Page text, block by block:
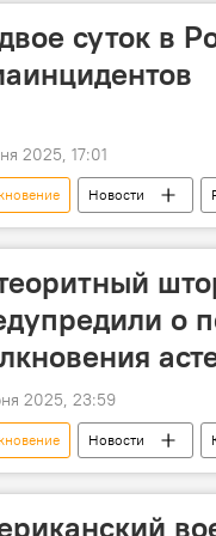
суток в
2025, 17:01
Новости
Сочи
о
2025, 23:59
Новости
последствия